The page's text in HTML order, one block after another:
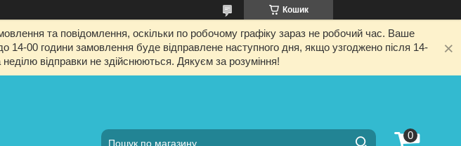
Кошик
та повідомлення, оскільки по робочому графіку зараз не робочий час. Ваше
00 години замовлення буде відправлене наступного дня, якщо узгоджено після 14-
відправки не здійснюються. Дякуєм за розуміння!